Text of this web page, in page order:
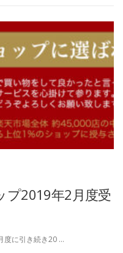
プ2019年2月度受
度に引き続き20 …